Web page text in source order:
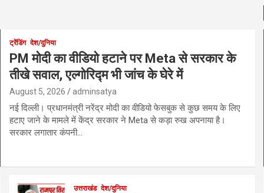
ट्रेंडिंग देश/दुनिया
PM मोदी का वीडियो हटाने पर Meta से सरकार के
तीखे सवाल, एल्गोरिद्म भी जांच के घेरे में
August 5, 2026 adminsatya
नई दिल्ली। प्रधानमंत्री नरेंद्र मोदी का वीडियो फेसबुक से कुछ समय के लिए
हटाए जाने के मामले में केंद्र सरकार ने Meta से कड़ा रुख अपनाया है।
सरकार लगातार कंपनी…
उत्तराखंड देश/दुनिया